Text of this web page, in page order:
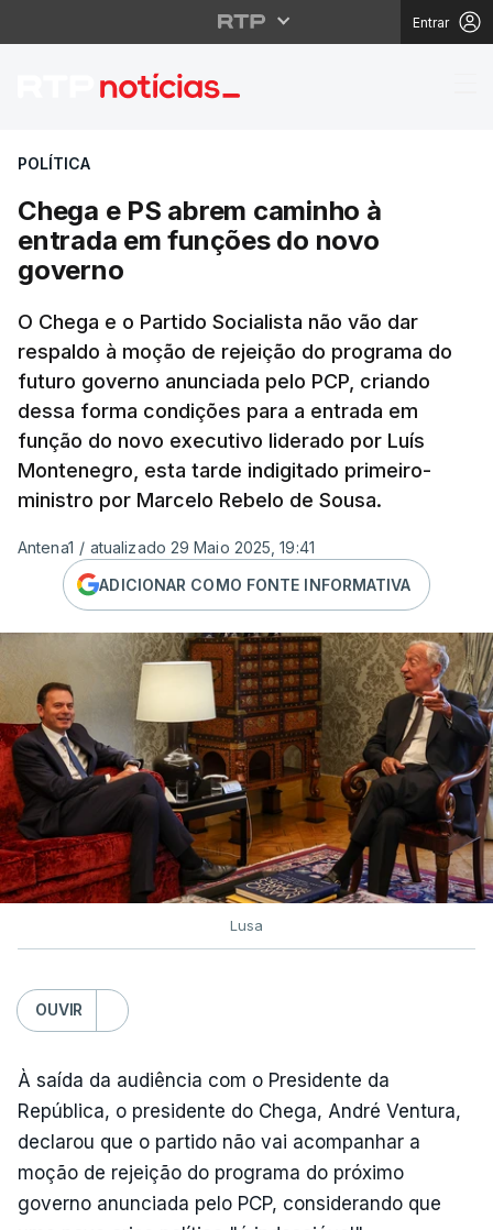
Entrar
Chega e PS abrem
POLÍTICA
Chega e PS abrem caminho à
entrada em funções do novo
governo
O Chega e o Partido Socialista não vão dar
respaldo à moção de rejeição do programa do
futuro governo anunciada pelo PCP, criando
dessa forma condições para a entrada em
função do novo executivo liderado por Luís
Montenegro, esta tarde indigitado primeiro-
ministro por Marcelo Rebelo de Sousa.
Antena1 / atualizado 29 Maio 2025, 19:41
ADICIONAR COMO FONTE INFORMATIVA
Lusa
OUVIR
À saída da audiência com o Presidente da
República, o presidente do Chega, André Ventura,
declarou que o partido não vai acompanhar a
moção de rejeição do programa do próximo
governo anunciada pelo PCP, considerando que